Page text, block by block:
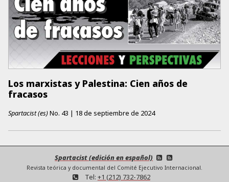
Los marxistas y Palestina: Cien años de
fracasos
Spartacist (es)No. 43 | 18 de septiembre de 2024
Spartacist (edición en español)
Revista teórica y documental del Comité Ejecutivo Internacional.
Tel: +1 (212) 732-7862